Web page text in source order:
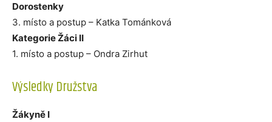
Dorostenky
3. místo a postup – Katka Tománková
Kategorie Žáci II
1. místo a postup – Ondra Zirhut
Výsledky Družstva
Žákyně I